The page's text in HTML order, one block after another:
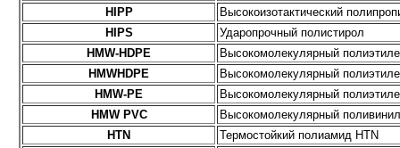
HIPP
Высокоизотактический
HIPS
Ударопрочный полистирол
HMW-HDPE
Высокомолекулярный
HMWHDPE
Высокомолекулярный
HMW-PE
Высокомолекулярный
HMW PVC
Высокомолекулярный
HTN
Термостойкий полиамид HTN